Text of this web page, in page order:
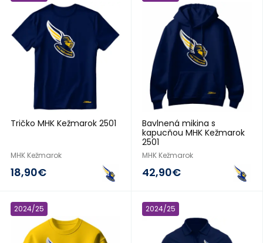
Tričko MHK Kežmarok 2501
MHK Kežmarok
18,90€
Bavlnená mikina s
kapucňou MHK Kežmarok
2501
MHK Kežmarok
42,90€
2024/25 2024/25